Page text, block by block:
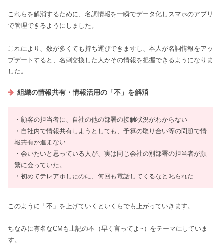
これらを解消するために、名詞情報を一瞬でデータ化しスマホのアプリ
で管理できるようにしました。
これにより、数が多くても持ち運びできますし、本人が名詞情報をアッ
プデートすると、名刺交換した人がその情報を把握できるようになりま
した。
組織の情報共有・情報活用の「不」を解消
・顧客の担当者に、自社の他の部署の接触状況がわからない
・自社内で情報共有しようとしても、予算の取り合い等の問題で情
報共有が進まない
・会いたいと思っている人が、実は同じ会社の別部署の担当者が頻
繁に会っていた。
・初めてテレアポしたのに、何回も電話してくるなと叱られた
このように「不」を上げていくといくらでも上がっていきます。
ちなみに有名なCMも上記の不（早く言ってよ~）をテーマにしていま
す。